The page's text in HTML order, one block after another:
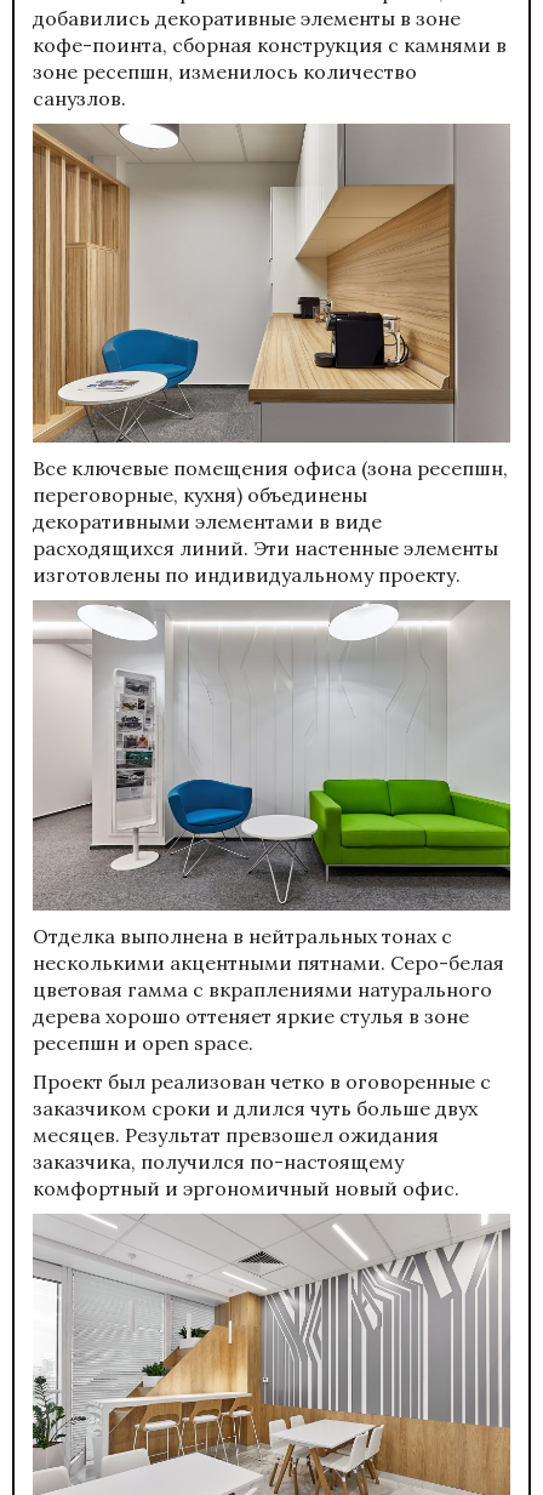
добавились декоративные элементы в зоне
кофе-поинта, сборная конструкция с камнями в
зоне ресепшн, изменилось количество
санузлов.
Все ключевые помещения офиса (зона ресепшн,
переговорные, кухня) объединены
декоративными элементами в виде
расходящихся линий. Эти настенные элементы
изготовлены по индивидуальному проекту.
Отделка выполнена в нейтральных тонах с
несколькими акцентными пятнами. Серо-белая
цветовая гамма с вкраплениями натурального
дерева хорошо оттеняет яркие стулья в зоне
ресепшн и open space.
Проект был реализован четко в оговоренные с
заказчиком сроки и длился чуть больше двух
месяцев. Результат превзошел ожидания
заказчика, получился по-настоящему
комфортный и эргономичный новый офис.